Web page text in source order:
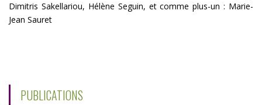
Dimitris Sakellariou, Hélène Seguin, et comme plus-un : Marie-
Jean Sauret
PUBLICATIONS